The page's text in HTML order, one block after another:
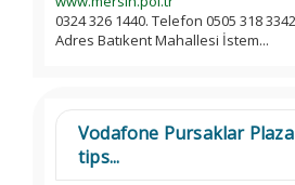
0324 326 1440. Telefon 0505 318
Adres Batıkent Mahallesi İstem...
Vodafone Pursaklar
tips...